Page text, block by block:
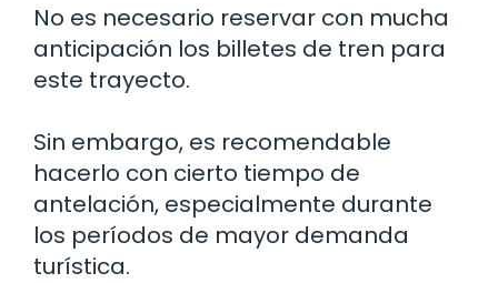
No es necesario reservar con mucha
anticipación los billetes de tren para
este trayecto.
Sin embargo, es recomendable
hacerlo con cierto tiempo de
antelación, especialmente durante
los períodos de mayor demanda
turística.